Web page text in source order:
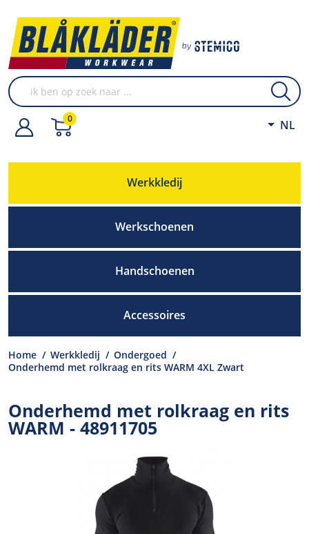
0 NL
Werkkledij
Werkschoenen
Handschoenen
Accessoires
Home / Werkkledij / Ondergoed /
Onderhemd met rolkraag en rits WARM 4XL Zwart
Onderhemd met rolkraag en rits
WARM - 48911705